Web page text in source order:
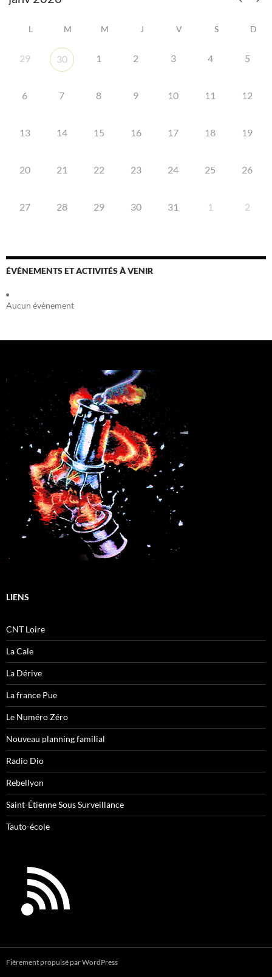
L M M J V S D
29 30 1 2 3 4 5
6 7 8 9 10 11 12
13 14 15 16 17 18 19
20 21 22 23 24 25 26
27 28 29 30 31 1 2
ÉVÉNEMENTS ET ACTIVITÉS À VENIR
Aucun évènement
LIENS
CNT Loire
La Cale
La Dérive
La france Pue
Le Numéro Zéro
Nouveau planning familial
Radio Dio
Rebellyon
Saint-Étienne Sous Surveillance
Tauto-école
Fièrement propulsé par WordPress